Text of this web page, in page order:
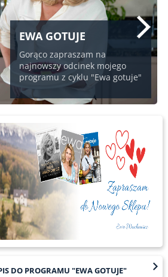
EWA GOTUJE
Gorąco zapraszam na
najnowszy odcinek mojego
programu z cyklu "Ewa gotuje"
DO PROGRAMU "EWA GOTUJE"